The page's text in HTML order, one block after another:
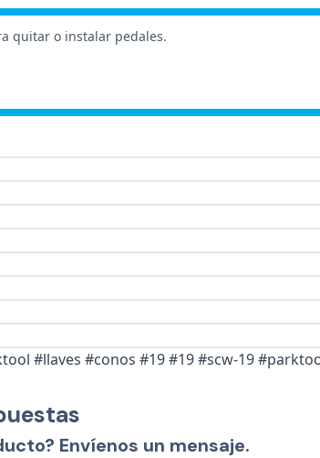
quitar o instalar pedales.
#llaves #conos #19 #19 #scw-19
Envíenos un mensaje.